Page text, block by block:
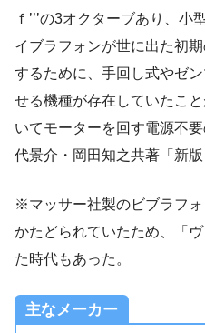
ｆ’’’の3オクターブあり、
イブラフォンが世に出た初
するために、手回し式やゼ
せる機種が存在していたこ
いてモーターを回す電源不
代景介・岡田知之共著「新
※マッサー社製のビブラフ
かたどられていたため、「
た時代もあった。
主なメーカー